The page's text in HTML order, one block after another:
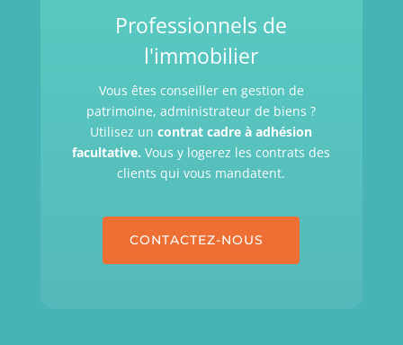
Professionnels de
l'immobilier
Vous êtes conseiller en gestion de
patrimoine, administrateur de biens ?
Utilisez uncontrat cadre à adhésion
facultative. Vous y logerez les contrats des
clients qui vous mandatent.
CONTACTEZ-NOUS